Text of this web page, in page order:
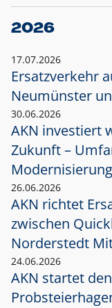
2026
17.07.2026
Ersatzverkehr
Neumünster
30.06.2026
AKN investiert
Zukunft –
26.06.2026
AKN richtet
zwischen
Norderstedt
24.06.2026
AKN startet